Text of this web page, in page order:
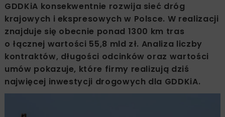
GDDKiA konsekwentnie rozwija sieć dróg
krajowych i ekspresowych w Polsce. W realizacji
znajduje się obecnie ponad 1300 km tras
o łącznej wartości 55,8 mld zł. Analiza liczby
kontraktów, długości odcinków oraz wartości
umów pokazuje, które firmy realizują dziś
najwięcej inwestycji drogowych dla GDDKiA.